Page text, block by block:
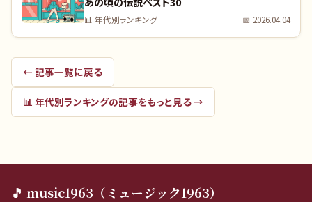
📊 年代別ランキング 📅 2026.04.04
← 記事一覧に戻る
📊 年代別ランキングの記事をもっと見る →
🎵 music1963（ミュージック1963）